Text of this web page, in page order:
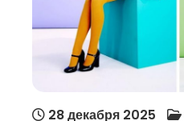
28 декабря 2025